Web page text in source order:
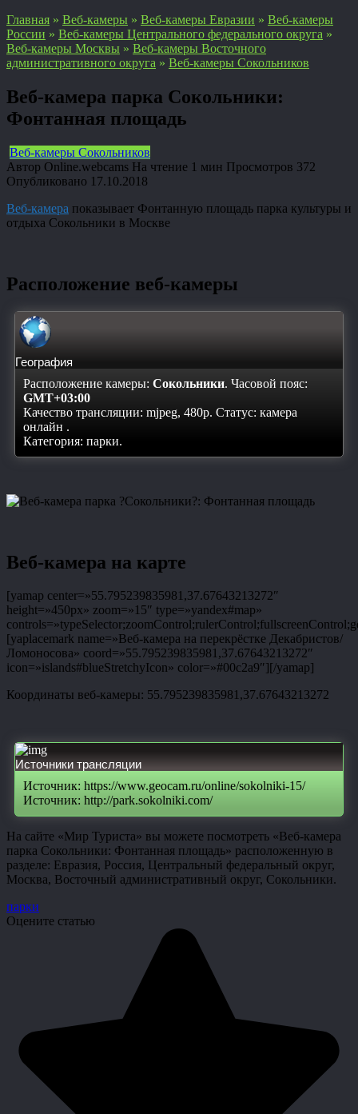
Главная » Веб-камеры » Веб-камеры Евразии » Веб-камеры
России » Веб-камеры Центрального федерального округа »
Веб-камеры Москвы » Веб-камеры Восточного
административного округа » Веб-камеры Сокольников
Веб-камера парка Сокольники:
Фонтанная площадь
Веб-камеры Сокольников
Автор Online.webcams На чтение 1 мин Просмотров 372
Опубликовано 17.10.2018
Веб-камера показывает Фонтанную площадь парка культуры и
отдыха Сокольники в Москве
Расположение веб-камеры
География
Расположение камеры: Сокольники. Часовой пояс:
GMT+03:00
Качество трансляции: mjpeg, 480p. Статус: камера
онлайн .
Категория: парки.
Веб-камера на карте
[yamap center=»55.795239835981,37.67643213272″
height=»450px» zoom=»15″ type=»yandex#map»
[yaplacemark name=»Веб-камера на перекрёстке Декабристов/
Ломоносова» coord=»55.795239835981,37.67643213272″
icon=»islands#blueStretchyIcon» color=»#00c2a9″][/yamap]
Координаты веб-камеры: 55.795239835981,37.67643213272
Источники трансляции
Источник: https://www.geocam.ru/online/sokolniki-15/
Источник: http://park.sokolniki.com/
На сайте «Мир Туриста» вы можете посмотреть «Веб-камера
парка Сокольники: Фонтанная площадь» расположенную в
разделе: Евразия, Россия, Центральный федеральный округ,
Москва, Восточный административный округ, Сокольники.
парки
Оцените статью